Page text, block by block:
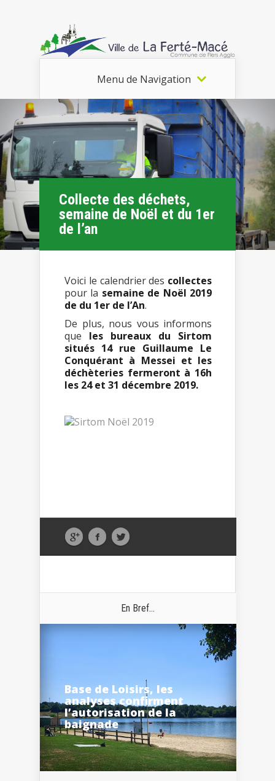
Menu de Navigation
Collecte des déchets,
semaine de Noël et du 1er
de l’an
Voici le calendrier des collectes
pour la semaine de Noël 2019
de du 1er de l’An.
De plus, nous vous informons
que les bureaux du Sirtom
situés 14 rue Guillaume Le
Conquérant à Messei et les
déchèteries fermeront à 16h
les 24 et 31 décembre 2019.
En Bref...
Base de Loisirs, les
analyses confirment
l’autorisation de la
baignade